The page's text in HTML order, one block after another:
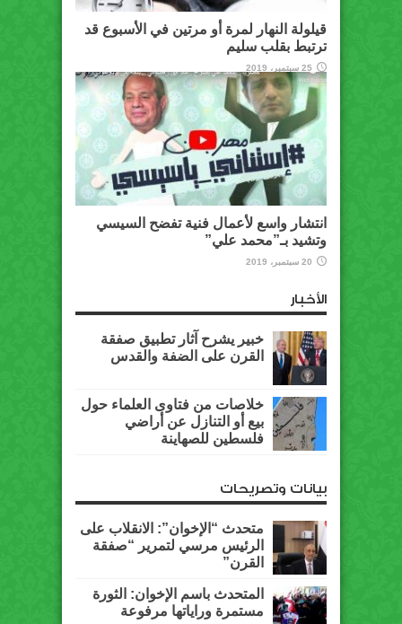
قيلولة النهار لمرة أو مرتين في الأسبوع قد
ترتبط بقلب سليم
25 سبتمبر، 2019
انتشار واسع لأعمال فنية تفضح السيسي
وتشيد بـ”محمد علي”
20 سبتمبر، 2019
الأخبار
خبير يشرح آثار تطبيق صفقة
القرن على الضفة والقدس
خلاصات من فتاوى العلماء حول
بيع أو التنازل عن أراضي
فلسطين للصهاينة
بيانات وتصريحات
متحدث “الإخوان”: الانقلاب على
الرئيس مرسي لتمرير “صفقة
القرن”
المتحدث باسم الإخوان: الثورة
مستمرة وراياتها مرفوعة